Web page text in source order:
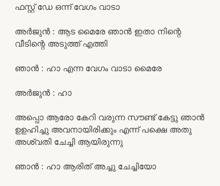
ഫസ്റ്റ് ഡേ ഒന്ന് വേഗം വാടാ
അർജുൻ : ആട മൈരേ ഞാൻ ഇതാ നിന്റെ
വീടിന്റെ അടുത്ത് എത്തി
ഞാൻ : ഹാ എന്ന വേഗം വാടാ മൈരേ
അർജുൻ : ഹാ
അപ്പൊ ആരോ കേറി വരുന്ന സൗണ്ട് കേട്ടു ഞാൻ
ഉഉഹിച്ചു അവനായിരിക്കും എന്ന് പക്ഷെ അതു
അശ്വതി ചേച്ചി ആയിരുന്നു
ഞാൻ : ഹാ ആരിത് അച്ചു ചേച്ചിയോ